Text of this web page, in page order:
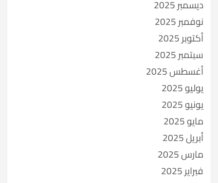
ديسمبر 2025
نوفمبر 2025
أكتوبر 2025
سبتمبر 2025
أغسطس 2025
يوليو 2025
يونيو 2025
مايو 2025
أبريل 2025
مارس 2025
فبراير 2025